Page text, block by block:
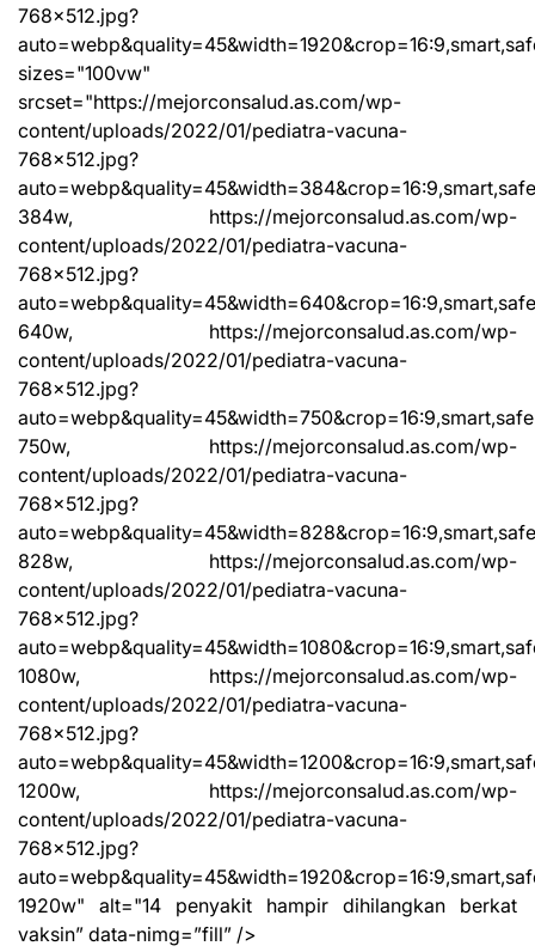
768×512.jpg?
sizes="100vw"
srcset="https://mejorconsalud.as.com/wp-
content/uploads/2022/01/pediatra-vacuna-
768×512.jpg?
auto=webp&quality=45&width=384&crop=16:9,smart,safe
384w, https://mejorconsalud.as.com/wp-
content/uploads/2022/01/pediatra-vacuna-
768×512.jpg?
auto=webp&quality=45&width=640&crop=16:9,smart,safe
640w, https://mejorconsalud.as.com/wp-
content/uploads/2022/01/pediatra-vacuna-
768×512.jpg?
auto=webp&quality=45&width=750&crop=16:9,smart,safe
750w, https://mejorconsalud.as.com/wp-
content/uploads/2022/01/pediatra-vacuna-
768×512.jpg?
auto=webp&quality=45&width=828&crop=16:9,smart,safe
828w, https://mejorconsalud.as.com/wp-
content/uploads/2022/01/pediatra-vacuna-
768×512.jpg?
1080w, https://mejorconsalud.as.com/wp-
content/uploads/2022/01/pediatra-vacuna-
768×512.jpg?
1200w, https://mejorconsalud.as.com/wp-
content/uploads/2022/01/pediatra-vacuna-
768×512.jpg?
1920w" alt="14 penyakit hampir dihilangkan berkat
vaksin” data-nimg=”fill” />